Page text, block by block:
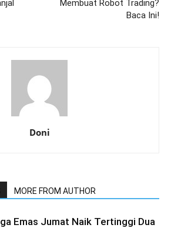
Membuat Robot Trading?
Baca Ini!
Doni
MORE FROM AUTHOR
Emas Jumat Naik Tertinggi Dua